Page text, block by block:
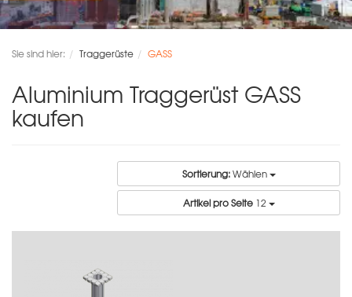
Sie sind hier: Traggerüste GASS
Aluminium Traggerüst GASS
kaufen
Sortierung:Wählen
Artikel pro Seite 12